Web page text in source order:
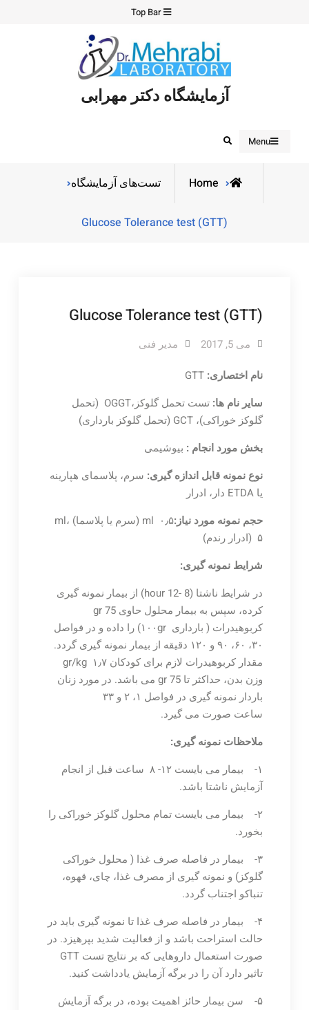
Top Bar
آزمایشگاه دکتر مهرابی
Menu
Search
Home تست‌های آزمایشگاه
Glucose Tolerance test (GTT)
Glucose Tolerance test (GTT)
می 5, 2017 مدیر فنی
نام اختصاری: GTT
سایر نام ها:
تست تحمل گلوکز،OGGT (تحمل
گلوکز خوراکی)، GCT (تحمل گلوکز بارداری)
بخش مورد انجام : بیوشیمی
نوع نمونه قابل اندازه گیری: سرم، پلاسمای هپارینه
یا ETDA دار، ادرار
حجم نمونه مورد نیاز:
ml ۰٫۵ (سرم یا پلاسما) ،ml
۵ (ادرار رندم)
شرایط نمونه گیری:
در شرایط ناشتا (hour 12- 8) از بیمار نمونه گیری
کرده، سپس به بیمار محلول حاوی gr 75
کربوهیدرات ( بارداری ۱۰۰gr) را داده و در فواصل
۳۰، ۶۰، ۹۰ و ۱۲۰ دقیقه از بیمار نمونه گیری گردد.
مقدار کربوهیدرات لازم برای کودکان gr/kg ۱٫۷
وزن بدن، حداکثر تا gr 75 می باشد. در مورد زنان
باردار نمونه گیری در فواصل ۱، ۲ و ۳۳
ساعت صورت می گیرد.
ملاحظات نمونه گیری:
۱- بیمار می بایست ۱۲- ۸ ساعت قبل از انجام
آزمایش ناشتا باشد.
۲- بیمار می بایست تمام محلول گلوکز خوراکی را
بخورد.
۳- بیمار در فاصله صرف غذا ( محلول خوراکی
گلوکز) و نمونه گیری از مصرف غذا، چای، قهوه،
تنباکو اجتناب گردد.
۴- بیمار در فاصله صرف غذا تا نمونه گیری باید در
حالت استراحت باشد و از فعالیت شدید بپرهیزد. در
صورت استعمال داروهایی که بر نتایج تست GTT
تاثیر دارد آن را در برگه آزمایش یادداشت کنید.
۵- سن بیمار حائز اهمیت بوده، در برگه آزمایش